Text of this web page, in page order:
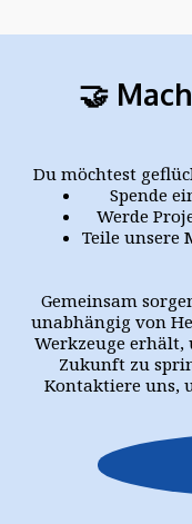
🤝
Du möchtest
Spende
Werde
Teile unsere
Gemeinsam
unabhängig von
Werkzeuge
Zukunft zu
Kontaktiere uns,